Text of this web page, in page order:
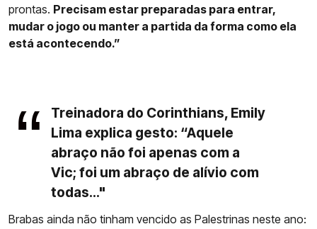
prontas. Precisam estar preparadas para entrar,
mudar o jogo ou manter a partida da forma como ela
está acontecendo.”
Treinadora do Corinthians, Emily
Lima explica gesto: “Aquele
abraço não foi apenas com a
Vic; foi um abraço de alívio com
todas..."
Brabas ainda não tinham vencido as Palestrinas neste ano: